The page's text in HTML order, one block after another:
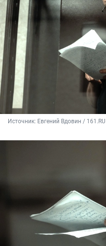
Источник: Евгений Вдовин / 161.RU